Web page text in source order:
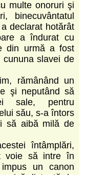
multe onoruri şi
binecuvântatul
declarat hotărât
a îndurat cu
din urmă a fost
slavei de
rămânând un
şi neputând să
sale, pentru
său, s-a întors
să aibă milă de
întâmplări,
voie să intre în
un canon